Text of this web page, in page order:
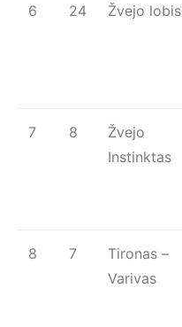
6 24 Žvejo lobis
7 8
Žvejo
Instinktas
8 7
Tironas –
Varivas